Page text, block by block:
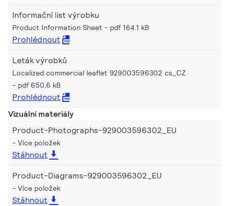
Informační list výrobku
Product Information Sheet pdf 164.1 kB
Prohlédnout
Leták výrobků
Localized commercial leaflet 929003596302 cs_CZ
pdf 650.6 kB
Prohlédnout
Vizuální materiály
Product-Photographs-929003596302_EU
Více položek
Stáhnout
Product-Diagrams-929003596302_EU
Více položek
Stáhnout